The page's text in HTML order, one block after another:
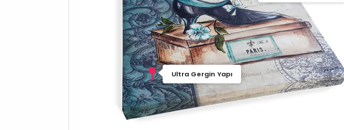
Ultra Gergin Yapı